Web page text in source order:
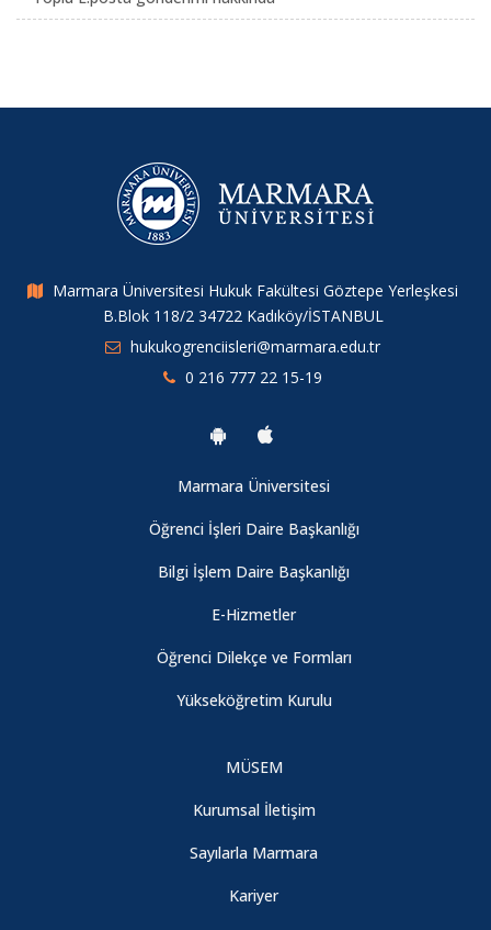
Marmara Üniversitesi Hukuk Fakültesi Göztepe Yerleşkesi
B.Blok 118/2 34722 Kadıköy/İSTANBUL
hukukogrenciisleri@marmara.edu.tr
0 216 777 22 15-19
Marmara Üniversitesi
Öğrenci İşleri Daire Başkanlığı
Bilgi İşlem Daire Başkanlığı
E-Hizmetler
Öğrenci Dilekçe ve Formları
Yükseköğretim Kurulu
MÜSEM
Kurumsal İletişim
Sayılarla Marmara
Kariyer